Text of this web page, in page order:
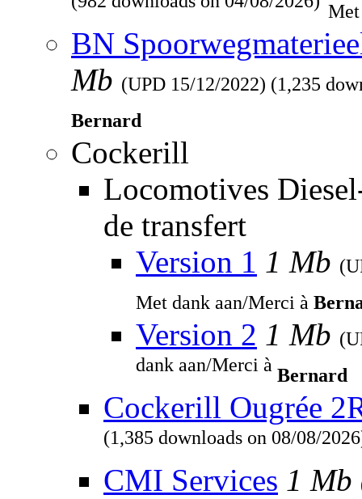
(982 downloads on 04/08/2026)
BN
Mb (UPD 15/12/2022) (1,235
Bernard
Cockerill
Locomotives
de transfert
Version 1 1 Mb
Met dank aan/Merci à
Version 2 1 Mb
dank aan/Merci à Bernard
Cockerill Ougrée
(1,385 downloads on 08/08/
CMI Services 1 Mb